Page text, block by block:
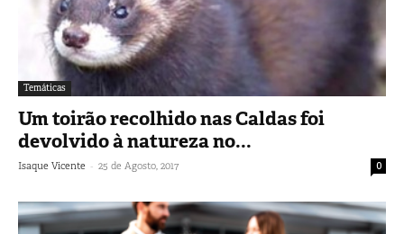
Temáticas
Um toirão recolhido nas Caldas foi
devolvido à natureza no...
Isaque Vicente - 25 de Agosto, 2017 0